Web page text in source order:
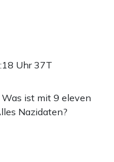
Uhr37T
Was ist mit 9 eleven
Nazidaten?